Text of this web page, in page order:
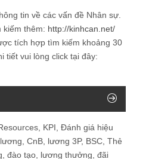
tin về các vấn đề Nhân sự
kiếm thêm: http://kinhcan.net/
tích hợp tìm kiếm khoảng 30
tiết vui lòng click tại đây:
KPI, Đánh giá hiệu
CnB, lương 3P, BSC, Thẻ
đào tạo, lương thưởng, đãi